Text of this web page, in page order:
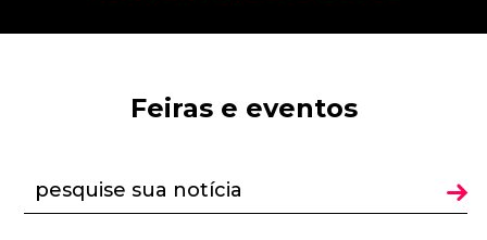
Feiras e eventos
pesquise sua notícia